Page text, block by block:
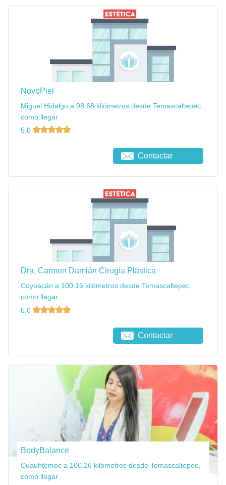
NovoPiel
Miguel Hidalgo a 98.68 kilómetros desde Temascaltepec,
como llegar
5,0
Contactar
Dra. Carmen Damián Cirugía Plástica
Coyoacán a 100.16 kilómetros desde Temascaltepec,
como llegar
5,0
Contactar
BodyBalance
Cuauhtémoc a 100.26 kilómetros desde Temascaltepec,
como llegar